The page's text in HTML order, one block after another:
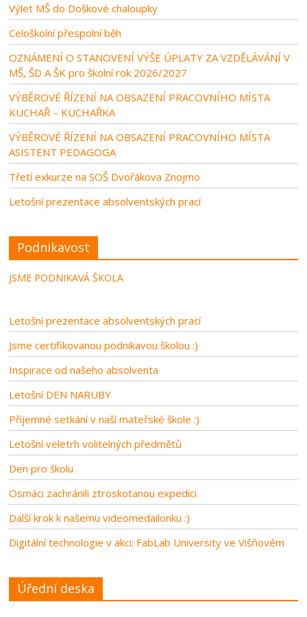
Výlet MŠ do Doškové chaloupky
Celoškolní přespolní běh
OZNÁMENÍ O STANOVENÍ VÝŠE ÚPLATY ZA VZDĚLÁVÁNÍ V
MŠ, ŠD A ŠK pro školní rok 2026/2027
VÝBĚROVÉ ŘÍZENÍ NA OBSAZENÍ PRACOVNÍHO MÍSTA
KUCHAŘ – KUCHAŘKA
VÝBĚROVÉ ŘÍZENÍ NA OBSAZENÍ PRACOVNÍHO MÍSTA
ASISTENT PEDAGOGA
Třetí exkurze na SOŠ Dvořákova Znojmo
Letošní prezentace absolventských prací
Podnikavost
JSME PODNIKAVÁ ŠKOLA
Letošní prezentace absolventských prací
Jsme certifikovanou podnikavou školou :)
Inspirace od našeho absolventa
Letošní DEN NARUBY
Příjemné setkání v naší mateřské škole :)
Letošní veletrh volitelných předmětů
Den pro školu
Osmáci zachránili ztroskotanou expedici
Další krok k našemu videomedailonku :)
Digitální technologie v akci: FabLab University ve Višňovém
Úřední deska